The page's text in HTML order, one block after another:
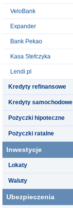
VeloBank
Expander
Bank Pekao
Kasa Stefczyka
Lendi.pl
Kredyty refinansowe
Kredyty samochodowe
Pożyczki hipoteczne
Pożyczki ratalne
Inwestycje
Lokaty
Waluty
Ubezpieczenia